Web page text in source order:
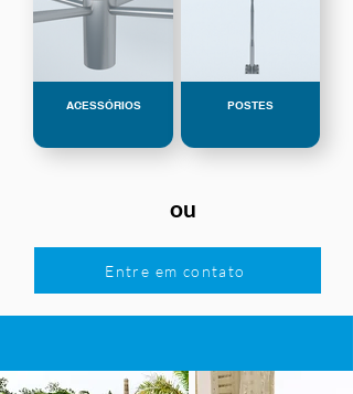
ACESSÓRIOS POSTES
ou
Entre em contato